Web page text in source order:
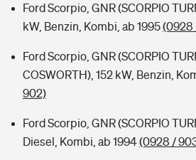
Ford Scorpio, GNR (SCORPIO
kW, Benzin, Kombi, ab 1995(0928
Ford Scorpio, GNR (SCORPIO
COSWORTH), 152 kW, Benzin,
902)
Ford Scorpio, GNR (SCORPIO
Diesel, Kombi, ab 1994(0928 /